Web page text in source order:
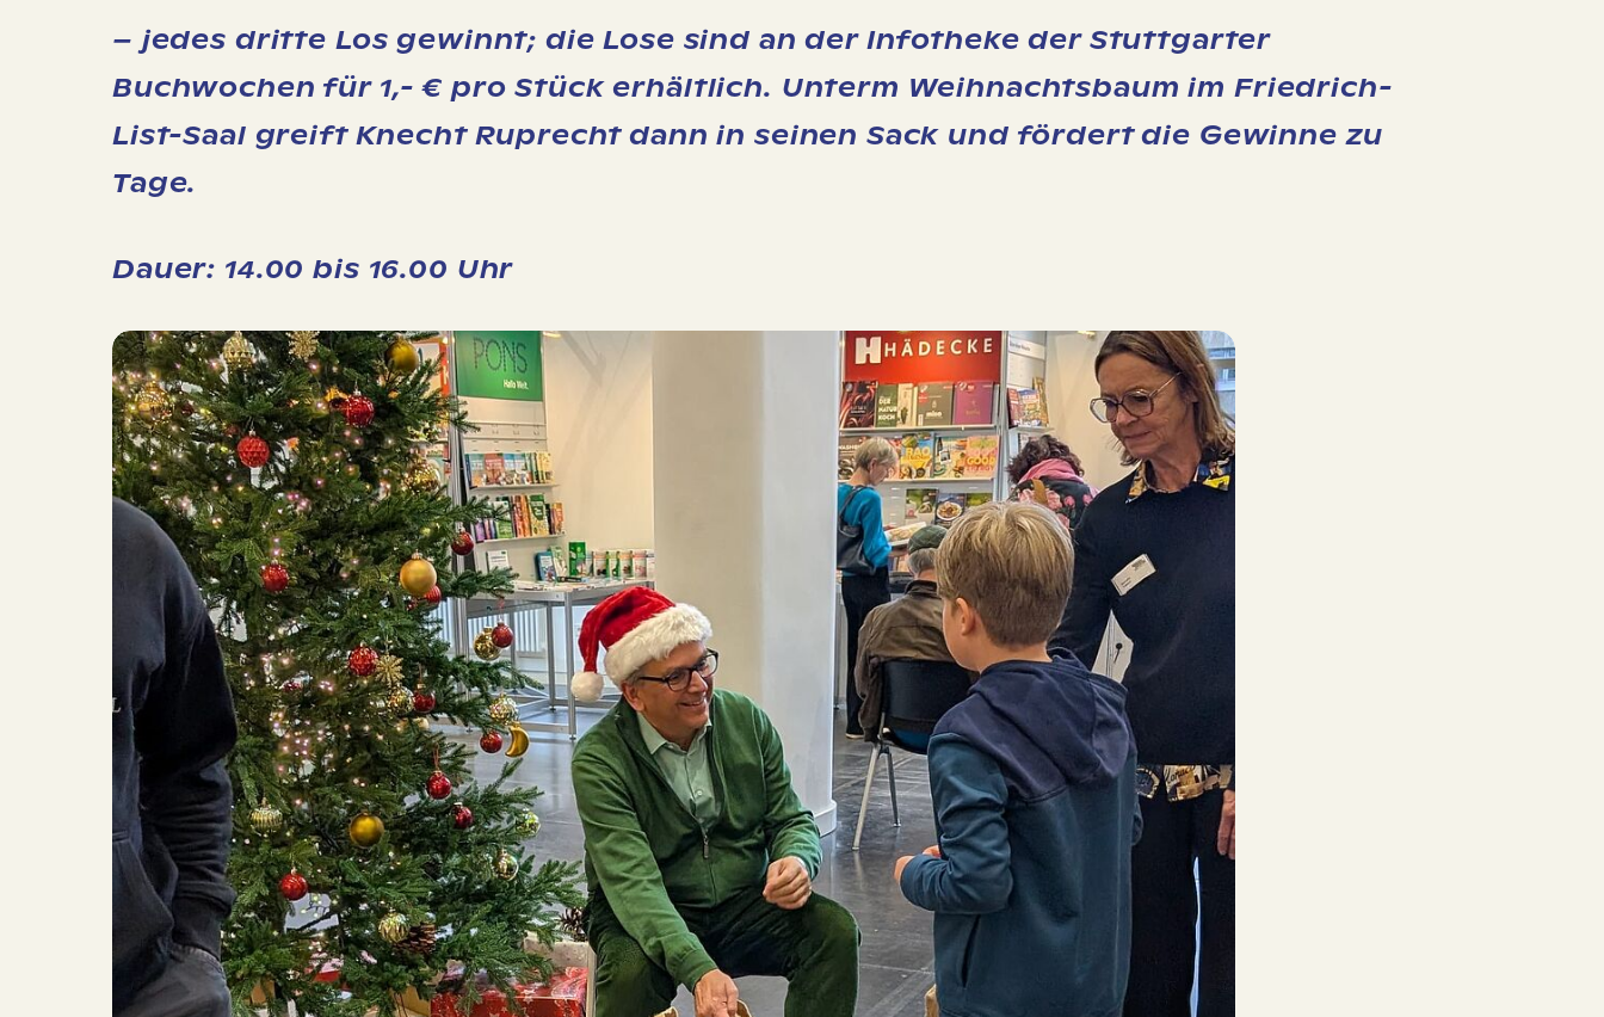
– jedes dritte Los gewinnt; die Lose sind an der Infotheke der Stuttgarter
Buchwochen für 1,- € pro Stück erhältlich. Unterm Weihnachtsbaum im Friedrich-
List-Saal greift Knecht Ruprecht dann in seinen Sack und fördert die Gewinne zu
Tage.
Dauer: 14.00 bis 16.00 Uhr